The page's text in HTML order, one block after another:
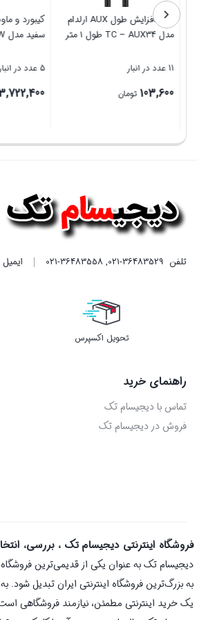
پایه نگهدارنده گوشی موبایل
تسکو مدل THL 1213
20 عدد در انبار
1,155,000 تومان
بستن
مدل TC – AUX34 طول 1 متر
103,600
بستن
تلفن 021-36483529
,
021-36483558
تحویل اکسپرس
راهنمای خرید
تماس با دیجیسام تک
فروش در دیجیسام تک
فروشگاه اینترنتی دیجیسام تک ، بررسی،
به بزرگ‌ترین فروشگاه اینترنتی ایران تبدیل
یک خرید اینترنتی مطمئن، نیازمند فروشگاهی